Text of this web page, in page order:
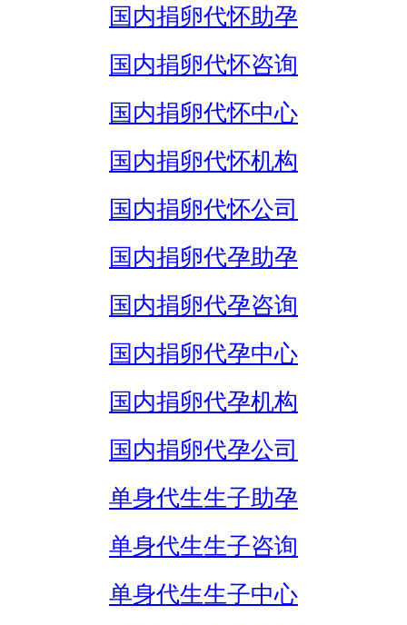
国内捐卵代怀助孕
国内捐卵代怀咨询
国内捐卵代怀中心
国内捐卵代怀机构
国内捐卵代怀公司
国内捐卵代孕助孕
国内捐卵代孕咨询
国内捐卵代孕中心
国内捐卵代孕机构
国内捐卵代孕公司
单身代生生子助孕
单身代生生子咨询
单身代生生子中心